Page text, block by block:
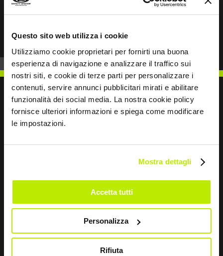
Questo sito web utilizza i cookie
Utilizziamo cookie proprietari per fornirti una buona
esperienza di navigazione e analizzare il traffico sui
nostri siti, e cookie di terze parti per personalizzare i
contenuti, servire annunci pubblicitari mirati e abilitare
funzionalità dei social media. La nostra cookie policy
fornisce ulteriori informazioni e spiega come modificare
le impostazioni.
Mostra dettagli
Accetta tutti
Personalizza
Rifiuta
Prev Next
Restiamo in contatto
Leave
field